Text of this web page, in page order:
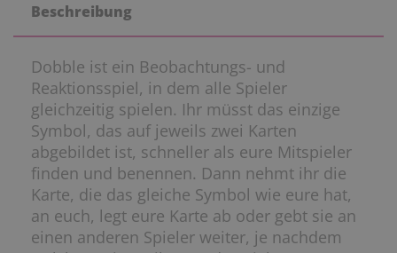
Beschreibung
Dobble ist ein Beobachtungs- und
Reaktionsspiel, in dem alle Spieler
gleichzeitig spielen. Ihr müsst das einzige
Symbol, das auf jeweils zwei Karten
abgebildet ist, schneller als eure Mitspieler
finden und benennen. Dann nehmt ihr die
Karte, die das gleiche Symbol wie eure hat,
an euch, legt eure Karte ab oder gebt sie an
einen anderen Spieler weiter, je nachdem